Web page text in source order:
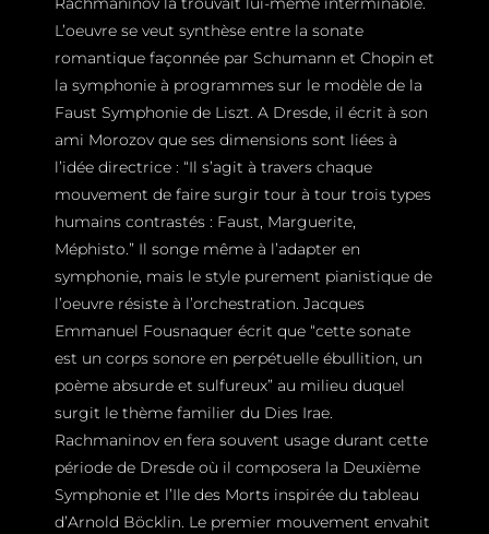
L’oeuvre se veut synthèse entre la sonate
romantique façonnée par Schumann et Chopin et
la symphonie à programmes sur le modèle de la
Faust Symphonie de Liszt. A Dresde, il écrit à son
ami Morozov que ses dimensions sont liées à
l’idée directrice : “Il s’agit à travers chaque
mouvement de faire surgir tour à tour trois types
humains contrastés : Faust, Marguerite,
Méphisto.” Il songe même à l’adapter en
symphonie, mais le style purement pianistique de
l’oeuvre résiste à l’orchestration. Jacques
Emmanuel Fousnaquer écrit que “cette sonate
est un corps sonore en perpétuelle ébullition, un
poème absurde et sulfureux” au milieu duquel
surgit le thème familier du Dies Irae.
Rachmaninov en fera souvent usage durant cette
période de Dresde où il composera la Deuxième
Symphonie et l’Ile des Morts inspirée du tableau
d’Arnold Böcklin. Le premier mouvement envahit